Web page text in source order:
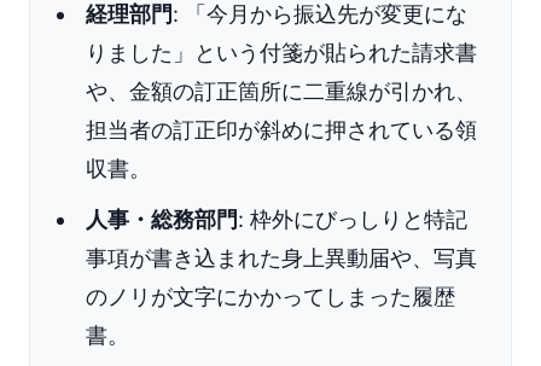
経理部門: 「今月から振込先が変更にな
りました」という付箋が貼られた請求書
や、金額の訂正箇所に二重線が引かれ、
担当者の訂正印が斜めに押されている領
収書。
人事・総務部門: 枠外にびっしりと特記
事項が書き込まれた身上異動届や、写真
のノリが文字にかかってしまった履歴
書。